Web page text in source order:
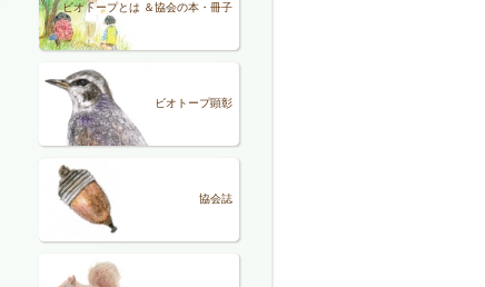
ビオトープとは ＆協会の本・冊子
ビオトープ顕彰
協会誌